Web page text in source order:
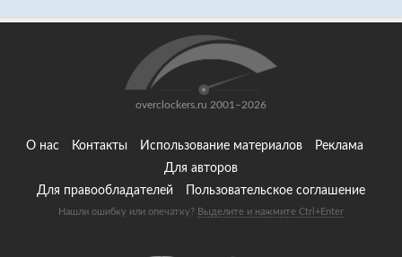
overclockers.ru 2001–2026
О нас Контакты Использование материалов
Реклама
Для авторов
Для правообладателей
Пользовательское соглашение
Нашли ошибку или опечатку? Выделите и нажмите Ctrl+Enter